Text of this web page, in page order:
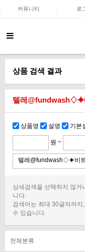
커뮤니티 로
상품 검색 결과
텔레@fundwash♢⯌
상품명 설명 기본
원 ~
상세검색을 선택하지 않거
니다.
검색어는 최대 30글자까
수 있습니다.
전체분류